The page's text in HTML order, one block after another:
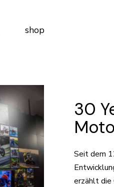
shop
30
Seit dem
erzählt die